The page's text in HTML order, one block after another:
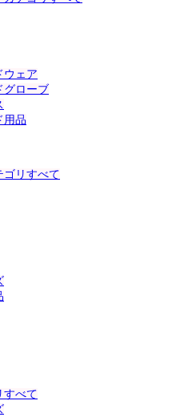
ウェア
グローブ
用品
ゴリすべて
すべて